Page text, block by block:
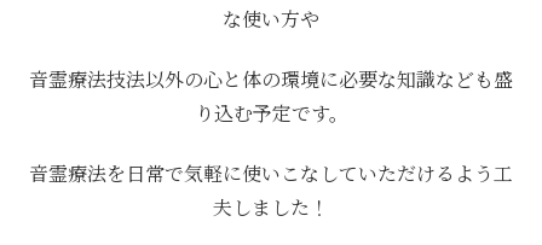
な使い方や
音霊療法技法以外の心と体の環境に必要な知識なども盛
り込む予定です。
音霊療法を日常で気軽に使いこなしていただけるよう工
夫しました！